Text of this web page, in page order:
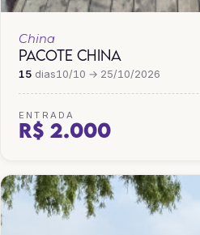
China
PACOTE CHINA
15 dias10/10 → 25/10/2026
ENTRADA
R$ 2.000